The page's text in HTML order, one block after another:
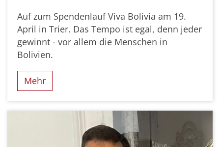
Auf zum Spendenlauf Viva Bolivia am 19.
April in Trier. Das Tempo ist egal, denn jeder
gewinnt - vor allem die Menschen in
Bolivien.
Mehr